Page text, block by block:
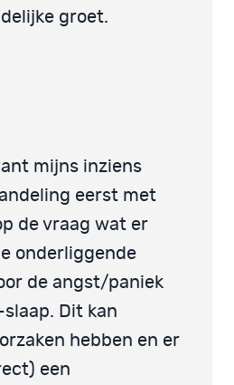
groet.
mijns inziens
eerst met
de vraag wat er
onderliggende
de angst/paniek
Dit kan
hebben en er
een